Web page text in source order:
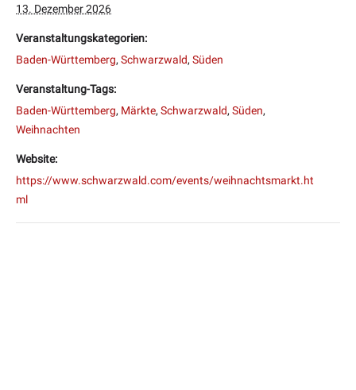
13. Dezember 2026
Veranstaltungskategorien:
Baden-Württemberg, Schwarzwald, Süden
Veranstaltung-Tags:
Baden-Württemberg, Märkte, Schwarzwald, Süden,
Weihnachten
Website:
https://www.schwarzwald.com/events/weihnachtsmarkt.ht
ml